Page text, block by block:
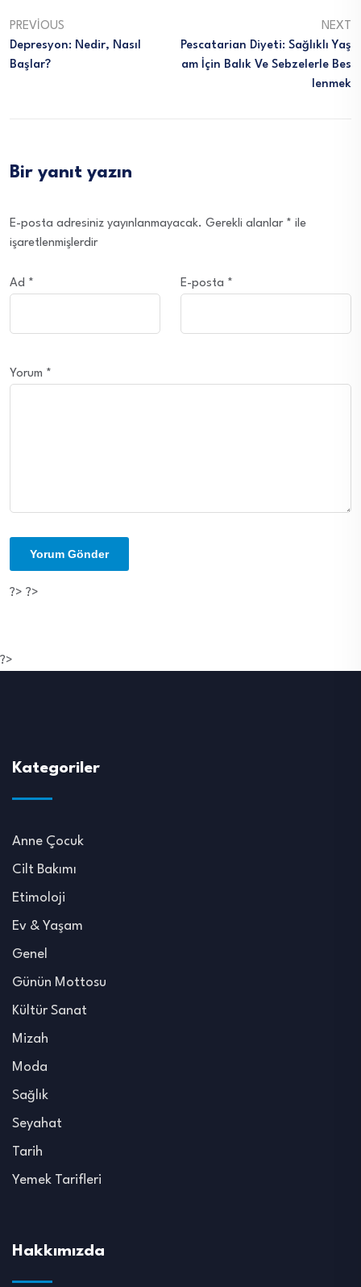
PREVIOUS
Depresyon: Nedir, Nasıl
Başlar?
NEXT
Pescatarian Diyeti: Sağlıklı Yaş
Am İçin Balık Ve Sebzelerle Bes
Lenmek
Bir yanıt yazın
E-posta adresiniz yayınlanmayacak. Gerekli alanlar * ile
işaretlenmişlerdir
Ad * E-posta *
Yorum *
?> ?>
?>
Kategoriler
Anne Çocuk
Cilt Bakımı
Etimoloji
Ev & Yaşam
Genel
Günün Mottosu
Kültür Sanat
Mizah
Moda
Sağlık
Seyahat
Tarih
Yemek Tarifleri
Hakkımızda